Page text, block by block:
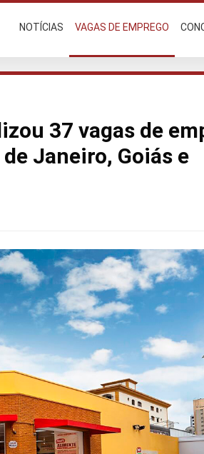
NOTÍCIAS VAGAS DE EMPREGO
37 vagas de
Janeiro, Goiás e